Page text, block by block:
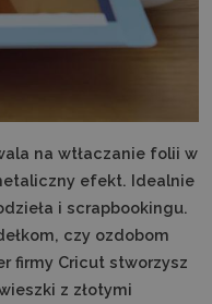
na wtłaczanie folii w
efekt. Idealnie
i scrapbookingu.
czy ozdobom
firmy Cricut stworzysz
z złotymi